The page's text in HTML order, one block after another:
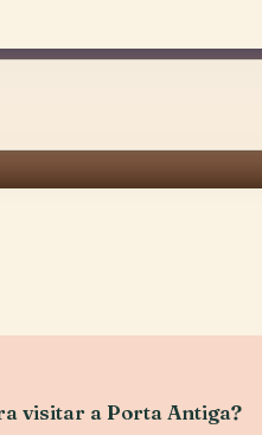
visitar a Porta Antiga?